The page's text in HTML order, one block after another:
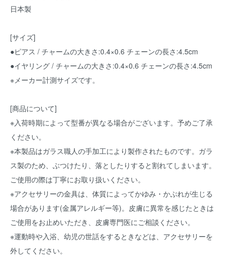
日本製
[サイズ]
●ピアス / チャームの大きさ:0.4×0.6 チェーンの長さ:4.5cm
●イヤリング / チャームの大きさ:0.4×0.6 チェーンの長さ:4.5cm
※メーカー計測サイズです。
[商品について]
※入荷時期によって型番が異なる場合がございます。予めご了承
ください。
※本製品はガラス職人の手加工により製作されたものです。ガラ
ス製のため、ぶつけたり、落としたりすると割れてしまいます。
ご使用の際は丁寧にお取り扱いください。
※アクセサリーの金具は、体質によってかゆみ・かぶれが生じる
場合があります(金属アレルギー等)。皮膚に異常を感じたときは
ご使用をお止めいただき、皮膚専門医にご相談ください。
※運動時や入浴、幼児の世話をするときなどは、アクセサリーを
外してください。